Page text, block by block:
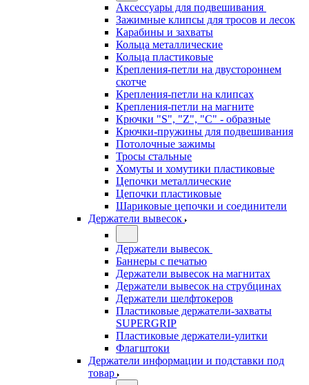
Аксессуары для подвешивания
Зажимные клипсы для тросов и лесок
Карабины и захваты
Кольца металлические
Кольца пластиковые
Крепления-петли на двустороннем
скотче
Крепления-петли на клипсах
Крепления-петли на магните
Крючки "S", "Z", "C" - образные
Крючки-пружины для подвешивания
Потолочные зажимы
Тросы стальные
Хомуты и хомутики пластиковые
Цепочки металлические
Цепочки пластиковые
Шариковые цепочки и соединители
Держатели вывесок
Держатели вывесок
Баннеры с печатью
Держатели вывесок на магнитах
Держатели вывесок на струбцинах
Держатели шелфтокеров
Пластиковые держатели-захваты
SUPERGRIP
Пластиковые держатели-улитки
Флагштоки
Держатели информации и подставки под
товар